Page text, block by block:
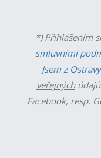
*) Přihlášením
smluvními
Jsem z Ostravy
veřejnýchúdajů
Facebook, resp.